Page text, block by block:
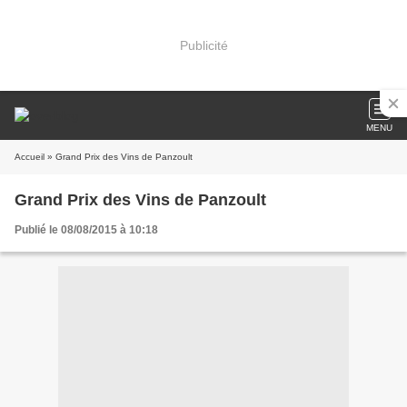
Publicité
MENU
Accueil » Grand Prix des Vins de Panzoult
Grand Prix des Vins de Panzoult
Publié le 08/08/2015 à 10:18